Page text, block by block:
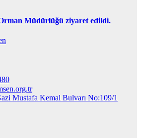
Müdürlüğü ziyaret edildi.
Mustafa Kemal Bulvarı No:109/1